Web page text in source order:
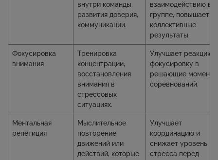
внутри команды,
развития доверия,
коммуникации.
взаимодействию в
группе, повышает
коллективные
результаты.
Фокусировка
внимания
Тренировка
концентрации,
восстановления
внимания в
стрессовых
ситуациях.
Улучшает реакцию и
фокусировку в
решающие моменты
соревнований.
Ментальная
репетиция
Мыслительное
повторение
движений или
действий, которые
Улучшает
координацию и
снижает уровень
стресса перед